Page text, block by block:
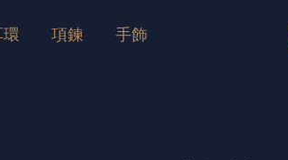
環 項鍊 手飾